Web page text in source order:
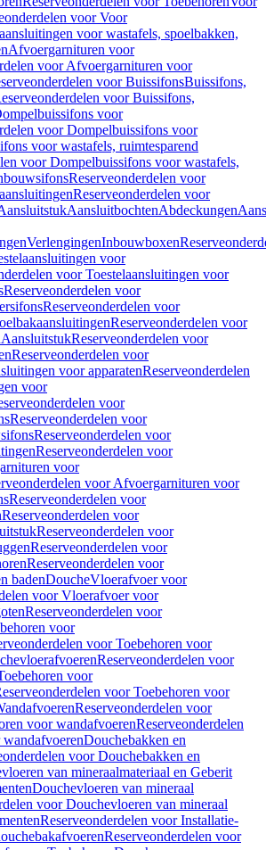
voor Voor
voor wastafels, spoelbakken,
Afvoergarnituren voor
voor Afvoergarnituren voor
voor BuissifonsBuissifons,
voor Buissifons,
voor
voor Dompelbuissifons voor
voor wastafels, ruimtesparend
voor Dompelbuissifons voor wastafels,
Reserveonderdelen voor
Reserveonderdelen voor
AansluitbochtenAbdeckungen
VerlengingenInbouwboxen
voor
voor Toestelaansluitingen voor
Reserveonderdelen voor
Reserveonderdelen voor
Reserveonderdelen voor
AansluitstukReserveonderdelen voor
Reserveonderdelen voor
voor apparatenReserveonderdelen
voor
voor
Reserveonderdelen voor
Reserveonderdelen voor
Reserveonderdelen voor
voor
voor Afvoergarnituren voor
Reserveonderdelen voor
Reserveonderdelen voor
Reserveonderdelen voor
Reserveonderdelen voor
Reserveonderdelen voor
badenDoucheVloerafvoer voor
voor Vloerafvoer voor
Reserveonderdelen voor
voor
voor Toebehoren voor
Reserveonderdelen voor
voor
voor Toebehoren voor
Reserveonderdelen voor
voor wandafvoerenReserveonderdelen
Douchebakken en
voor Douchebakken en
van mineraalmateriaal en Geberit
Douchevloeren van mineraal
voor Douchevloeren van mineraal
Reserveonderdelen voor Installatie-
Reserveonderdelen voor